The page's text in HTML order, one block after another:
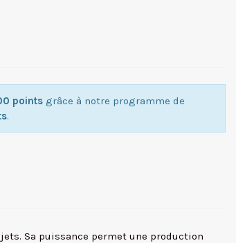
points grâce à notre programme de
.
Sa puissance permet une production